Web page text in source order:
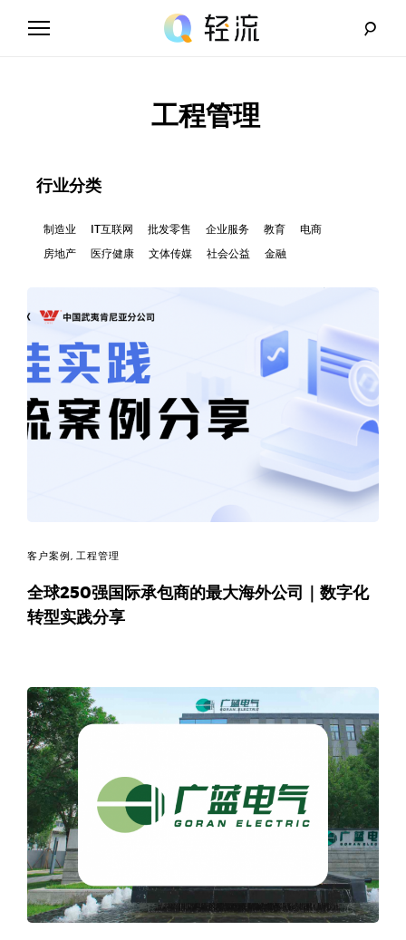
A
I
无
代
码
解
决
_
低
代
_
零
代
码
案
例
工程管理
行业分类
制造业 IT互联网 批发零售 企业服务 教育
电商
房地产
医疗健康 文体传媒 社会公益 金融
客户案例 , 工程管理
全球250强国际承包商的最大海外公司｜数字化
转型实践分享